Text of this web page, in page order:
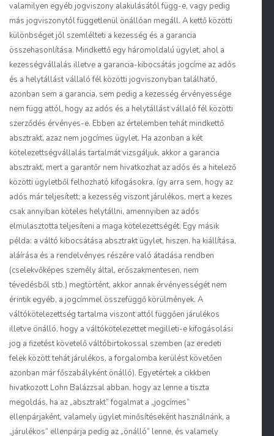
valamilyen egyéb jogviszony alakulásától függ-e, vagy pedig
más jogviszonytól függetlenül önállóan megáll. A kettő közötti
különbséget jól szemlélteti a kezesség és a garancia
összehasonlítása. Mindkettő egy háromoldalú ügylet, ahol a
kezességvállalás illetve a garancia-kibocsátás jogcíme az adós
és a helytállást vállaló fél közötti jogviszonyban található,
azonban sem a garancia, sem pedig a kezesség érvényessége
nem függ attól, hogy az adós és a helytállást vállaló fél közötti
szerződés érvényes-e. Ebben az értelemben tehát mindkettő
absztrakt, azaz nem jogcímes ügylet. Ha azonban a két
kötelezettségvállalás tartalmát vizsgáljuk, akkor a garancia
absztrakt, mert a garantőr nem hivatkozhat az adós és a hitelező
közötti ügyletből felhozható kifogásokra, így arra sem, hogy az
adós már teljesített; a kezesség viszont járulékos, mert a kezes
csak annyiban köteles helytállni, amennyiben az adós
elmulasztotta teljesíteni a maga kötelezettségét. Egy másik
példa: a váltó kibocsátása absztrakt ügylet, hiszen, ha kiállítása,
aláírása és a rendelvényes részére való átadása rendben
(cselekvőképes személy által, erőszakmentesen, nem
tévedésből stb.) megtörtént, akkor annak érvényességét nem
érintik egyéb, a jogcímmel összefüggő körülmények. A
váltókötelezettségtartalma viszont attól függően járulékos
illetve önálló, hogy a váltókötelezettet megilleti-e kifogásolási
jog a fizetést követelő váltóbirtokossal szemben (az eredeti
felek között tehát járulékos, a forgalomba kerülést követően
azonban már főszabályként önálló). Egyetértek a cikkben
hivatkozott Lohn Balázzsal abban, hogy az lenne a tiszta
megoldás, ha az „absztrakt” fogalmat a „jogcímes”
ellenpárjaként, valamely ügylet minősítéseként használnánk, a
„járulékos” ellenpárja pedig az „önálló” lenne, és valamely